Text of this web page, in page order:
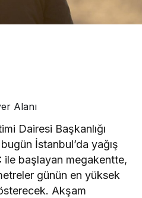
Alanı
Dairesi Başkanlığı
İstanbul’da yağış
ile başlayan megakentte,
günün en yüksek
Akşam